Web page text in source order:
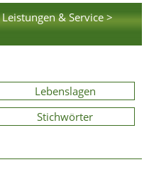
Leistungen & Service >
Lebenslagen
Stichwörter